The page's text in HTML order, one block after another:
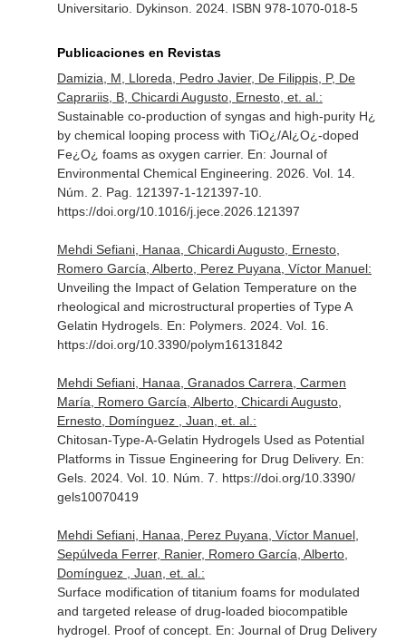
Universitario. Dykinson. 2024. ISBN 978-1070-018-5
Publicaciones en Revistas
Damizia, M, Lloreda, Pedro Javier, De Filippis, P, De
Caprariis, B, Chicardi Augusto, Ernesto, et. al.:
Sustainable co-production of syngas and high-purity H¿
by chemical looping process with TiO¿/Al¿O¿-doped
Fe¿O¿ foams as oxygen carrier. En: Journal of
Environmental Chemical Engineering . 2026. Vol. 14.
Núm. 2. Pag. 121397-1-121397-10.
https://doi.org/10.1016/j.jece.2026.121397
Mehdi Sefiani, Hanaa, Chicardi Augusto, Ernesto,
Romero García, Alberto, Perez Puyana, Víctor Manuel:
Unveiling the Impact of Gelation Temperature on the
rheological and microstructural properties of Type A
Gelatin Hydrogels. En: Polymers. 2024. Vol. 16.
https://doi.org/10.3390/polym16131842
Mehdi Sefiani, Hanaa, Granados Carrera, Carmen
María, Romero García, Alberto, Chicardi Augusto,
Ernesto, Domínguez , Juan, et. al.:
Chitosan-Type-A-Gelatin Hydrogels Used as Potential
Platforms in Tissue Engineering for Drug Delivery. En:
Gels. 2024. Vol. 10. Núm. 7. https://doi.org/10.3390/
gels10070419
Mehdi Sefiani, Hanaa, Perez Puyana, Víctor Manuel,
Sepúlveda Ferrer, Ranier, Romero García, Alberto,
Domínguez , Juan, et. al.:
Surface modification of titanium foams for modulated
and targeted release of drug-loaded biocompatible
hydrogel. Proof of concept. En: Journal of Drug Delivery